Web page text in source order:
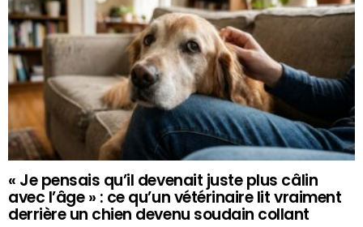
« Je pensais qu’il devenait juste plus câlin
avec l’âge » : ce qu’un vétérinaire lit vraiment
derrière un chien devenu soudain collant